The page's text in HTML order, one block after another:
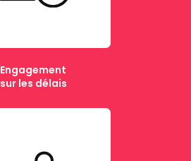
Engagement
sur les délais